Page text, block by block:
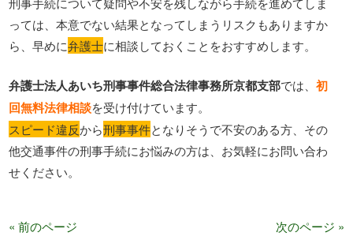
っては、本意でない結果となってしまうリスクもありますか
ら、早めに弁護士に相談しておくことをおすすめします。
弁護士法人あいち刑事事件総合法律事務所京都支部では、初
回無料法律相談を受け付けています。
スピード違反から刑事事件となりそうで不安のある方、その
他交通事件の刑事手続にお悩みの方は、お気軽にお問い合わ
せください。
« 前のページ 次のページ »